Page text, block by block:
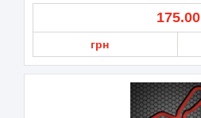
175.00
грн